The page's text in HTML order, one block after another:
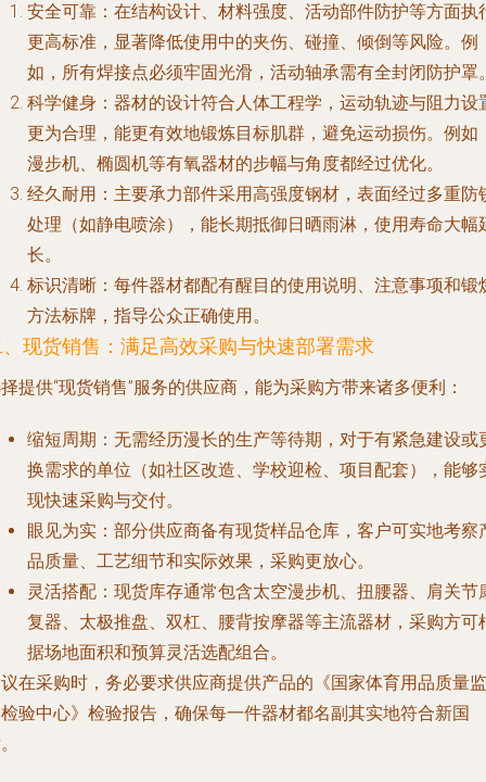
安全可靠 ：在结构设计、材料强度、活动部件防护等方面执
更高标准，显著降低使用中的夹伤、碰撞、倾倒等风险。例
如，所有焊接点必须牢固光滑，活动轴承需有全封闭防护罩
科学健身 ：器材的设计符合人体工程学，运动轨迹与阻力设
更为合理，能更有效地锻炼目标肌群，避免运动损伤。例如
漫步机、椭圆机等有氧器材的步幅与角度都经过优化。
经久耐用 ：主要承力部件采用高强度钢材，表面经过多重防
处理（如静电喷涂），能长期抵御日晒雨淋，使用寿命大幅
长。
标识清晰 ：每件器材都配有醒目的使用说明、注意事项和锻
方法标牌，指导公众正确使用。
现货销售：满足高效采购与快速部署需求
提供“现货销售”服务的供应商，能为采购方带来诸多便利：
缩短周期 ：无需经历漫长的生产等待期，对于有紧急建设或
换需求的单位（如社区改造、学校迎检、项目配套），能够
现快速采购与交付。
眼见为实 ：部分供应商备有现货样品仓库，客户可实地考察
品质量、工艺细节和实际效果，采购更放心。
灵活搭配 ：现货库存通常包含太空漫步机、扭腰器、肩关节
复器、太极推盘、双杠、腰背按摩器等主流器材，采购方可
据场地面积和预算灵活选配组合。
在采购时，务必要求供应商提供产品的《国家体育用品质量监
验中心》检验报告，确保每一件器材都名副其实地符合新国